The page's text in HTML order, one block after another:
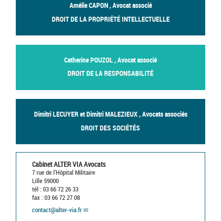
Amélie CAPON , Avocat associé
DROIT DE LA PROPRIÉTÉ INTELLECTUELLE
Catherine POUZOL , Avocat associé
DROIT DE LA RESPONSABILITÉ
Dimitri LECUYER et Dimitri MALEZIEUX , Avocats associés
DROIT DES SOCIÉTÉS
Cabinet ALTER VIA Avocats
7 rue de l’Hôpital Militaire
Lille 59000
tél : 03 66 72 26 33
fax : 03 66 72 27 08
contact@alter-via.fr